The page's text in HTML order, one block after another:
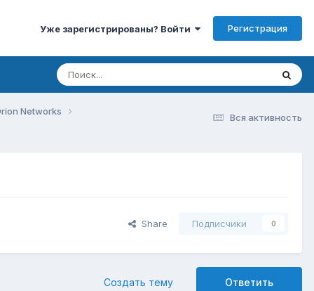
Уже зарегистрированы? Войти Регистрация
Вся активность
Networks
Share Подписчики 0
Ответить
Создать тему